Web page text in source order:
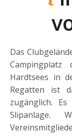
Das
Hardtsees in
Regatten ist
zugänglich.
Slipanlage.